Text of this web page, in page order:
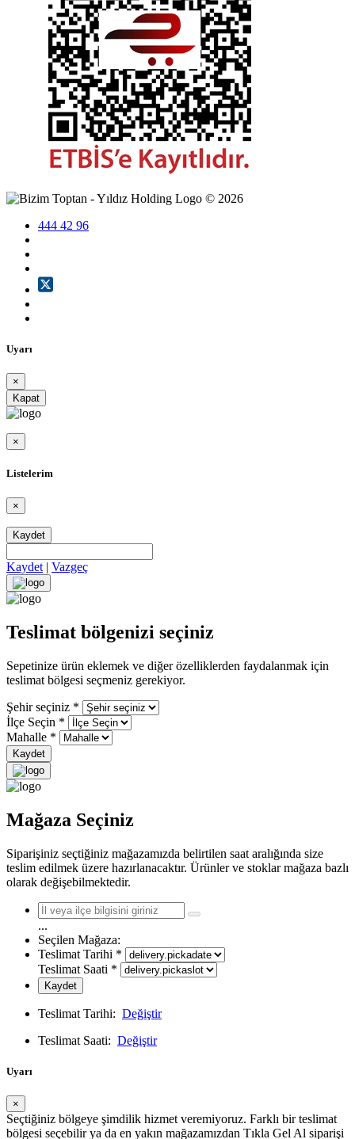
© 2026
444 42 96
Uyarı
×
Kapat
×
Listelerim
×
Kaydet
Kaydet | Vazgeç
Teslimat bölgenizi seçiniz
Sepetinize ürün eklemek ve diğer özelliklerden faydalanmak için
teslimat bölgesi seçmeniz gerekiyor.
Şehir seçiniz *
İlçe Seçin *
Mahalle *
Kaydet
Mağaza Seçiniz
Siparişiniz seçtiğiniz mağazamızda belirtilen saat aralığında size
teslim edilmek üzere hazırlanacaktır. Ürünler ve stoklar mağaza bazlı
olarak değişebilmektedir.
...
Seçilen Mağaza:
Teslimat Tarihi *
Teslimat Saati *
Kaydet
Teslimat Tarihi: Değiştir
Teslimat Saati: Değiştir
Uyarı
×
Seçtiğiniz bölgeye şimdilik hizmet veremiyoruz. Farklı bir teslimat
bölgesi seçebilir ya da en yakın mağazamızdan Tıkla Gel Al siparişi